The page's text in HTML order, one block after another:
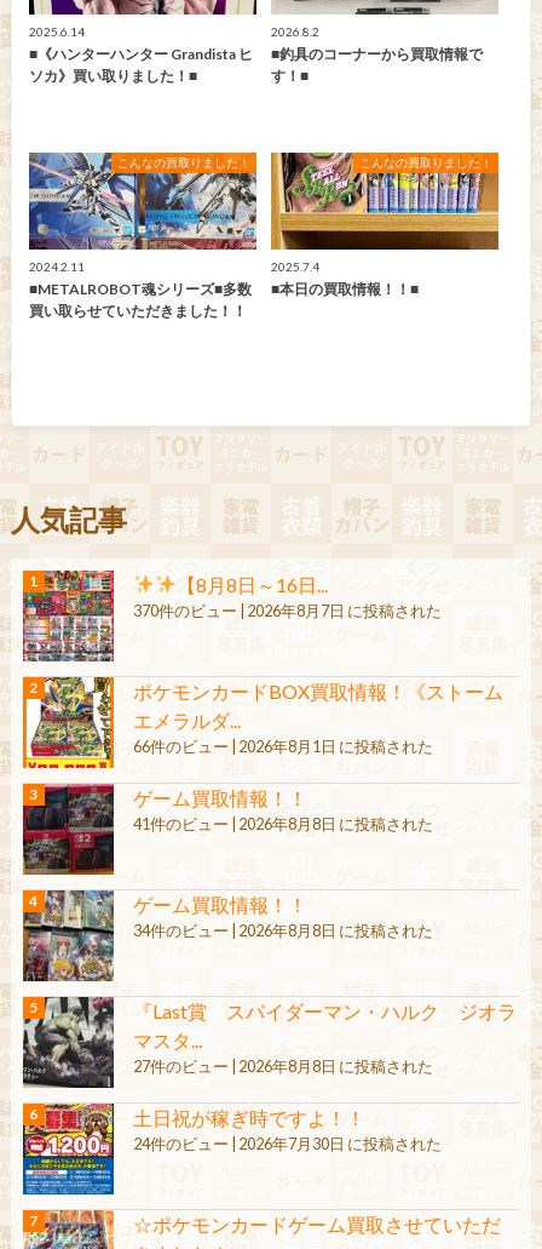
2025.6.14
■《ハンターハンター Grandista ヒ
ソカ》買い取りました！■
2026.8.2
■釣具のコーナーから買取情報で
す！■
こんなの買取りました！
2024.2.11
■METALROBOT魂シリーズ■多数
買い取らせていただきました！！
こんなの買取りました！
2025.7.4
■本日の買取情報！！■
人気記事
【8月8日～16日...
370件のビュー | 2026年8月7日 に投稿された
ポケモンカードBOX買取情報！《ストーム
エメラルダ...
66件のビュー | 2026年8月1日 に投稿された
ゲーム買取情報！！
41件のビュー | 2026年8月8日 に投稿された
ゲーム買取情報！！
34件のビュー | 2026年8月8日 に投稿された
『Last賞 スパイダーマン・ハルク ジオラ
マスタ...
27件のビュー | 2026年8月8日 に投稿された
土日祝が稼ぎ時ですよ！！
24件のビュー | 2026年7月30日 に投稿された
☆ポケモンカードゲーム買取させていただ